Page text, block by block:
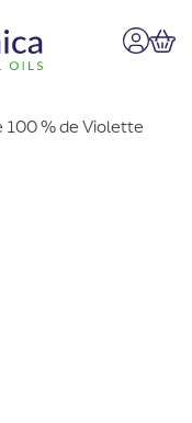
100 % de Violette